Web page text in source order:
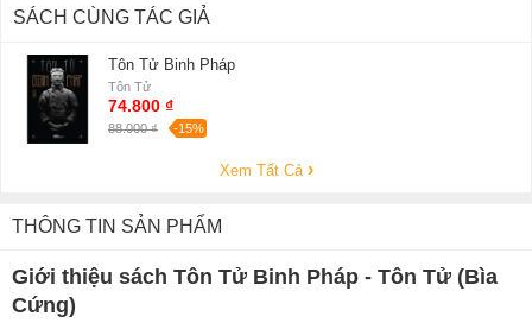
SÁCH CÙNG TÁC GIẢ
Tôn Tử Binh Pháp
Tôn Tử
74.800 ₫
88.000 ₫ -15%
Xem Tất Cả
THÔNG TIN SẢN PHẨM
Giới thiệu sách Tôn Tử Binh Pháp - Tôn Tử (Bìa
Cứng)